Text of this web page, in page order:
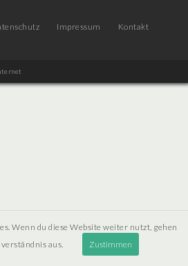
Impressum Kontakt
Wenn du diese Website weiter nutzt, gehen
aus.
Zustimmen